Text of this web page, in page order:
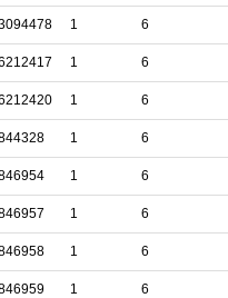
1 6
1 6
1 6
1 6
1 6
1 6
1 6
1 6